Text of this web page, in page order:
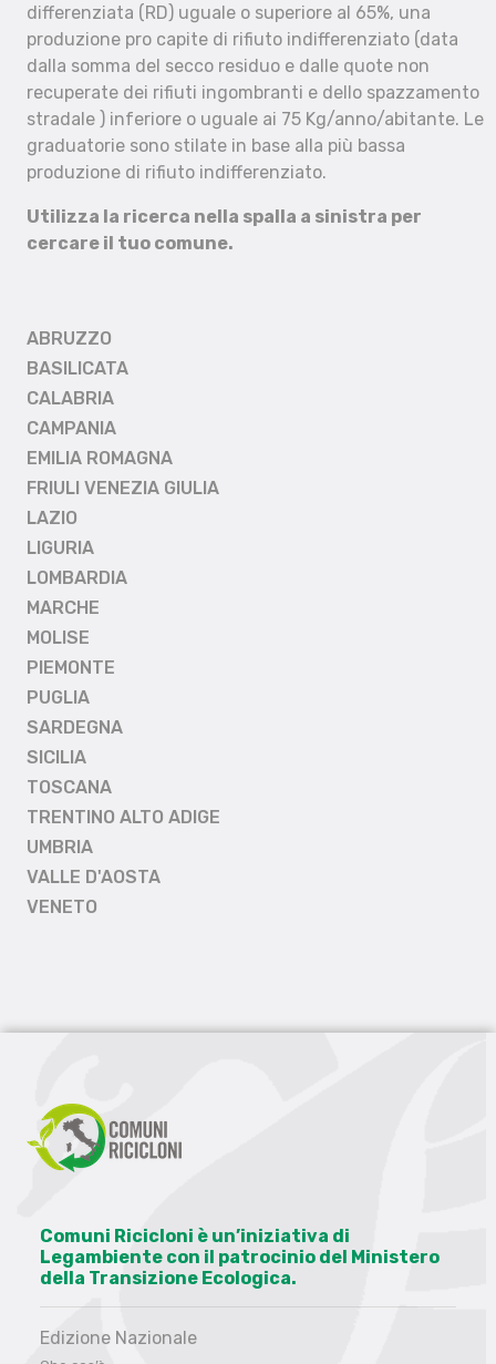
differenziata (RD) uguale o superiore al 65%, una
produzione pro capite di rifiuto indifferenziato (data
dalla somma del secco residuo e dalle quote non
recuperate dei rifiuti ingombranti e dello spazzamento
stradale ) inferiore o uguale ai 75 Kg/anno/abitante. Le
graduatorie sono stilate in base alla più bassa
produzione di rifiuto indifferenziato.
Utilizza la ricerca nella spalla a sinistra per
cercare il tuo comune.
ABRUZZO
BASILICATA
CALABRIA
CAMPANIA
EMILIA ROMAGNA
FRIULI VENEZIA GIULIA
LAZIO
LIGURIA
LOMBARDIA
MARCHE
MOLISE
PIEMONTE
PUGLIA
SARDEGNA
SICILIA
TOSCANA
TRENTINO ALTO ADIGE
UMBRIA
VALLE D'AOSTA
VENETO
Comuni Ricicloni è un’iniziativa di
Legambiente con il patrocinio del Ministero
della Transizione Ecologica.
Edizione Nazionale